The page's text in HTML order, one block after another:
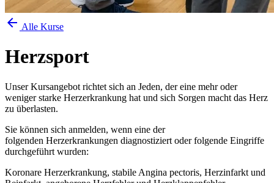
arrow_back Alle Kurse
Herzsport
Unser Kursangebot richtet sich an Jeden, der eine mehr oder
weniger starke Herzerkrankung hat und sich Sorgen macht das Herz
zu überlasten.
Sie können sich anmelden, wenn eine der
folgenden Herzerkrankungen diagnostiziert oder folgende Eingriffe
durchgeführt wurden:
Koronare Herzerkrankung, stabile Angina pectoris, Herzinfarkt und